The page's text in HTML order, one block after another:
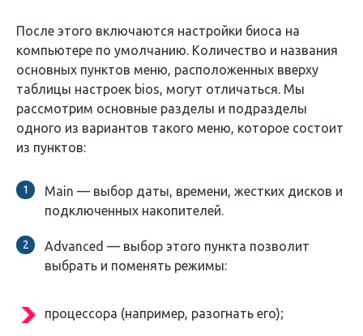
После этого включаются настройки биоса на
компьютере по умолчанию. Количество и названия
основных пунктов меню, расположенных вверху
таблицы настроек bios, могут отличаться. Мы
рассмотрим основные разделы и подразделы
одного из вариантов такого меню, которое состоит
из пунктов:
Main — выбор даты, времени, жестких дисков и
подключенных накопителей.
Advanced — выбор этого пункта позволит
выбрать и поменять режимы:
процессора (например, разогнать его);